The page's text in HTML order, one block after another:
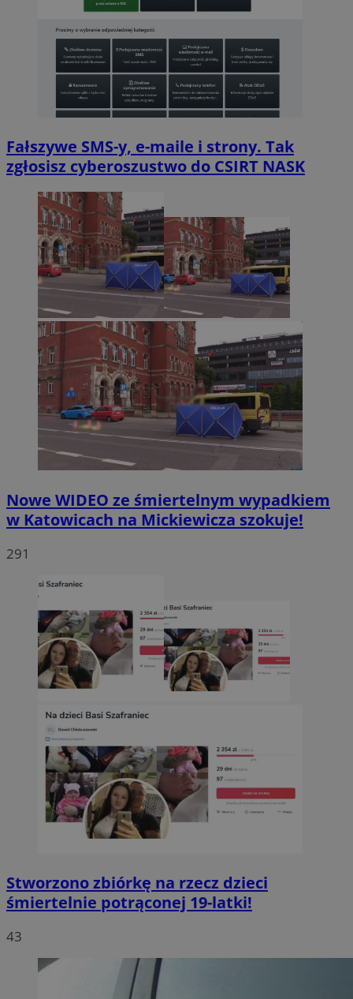
Fałszywe SMS-y, e-maile i strony. Tak
zgłosisz cyberoszustwo do CSIRT NASK
Nowe WIDEO ze śmiertelnym wypadkiem
w Katowicach na Mickiewicza szokuje!
291
Stworzono zbiórkę na rzecz dzieci
śmiertelnie potrąconej 19-latki!
43